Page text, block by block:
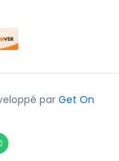
par Get On